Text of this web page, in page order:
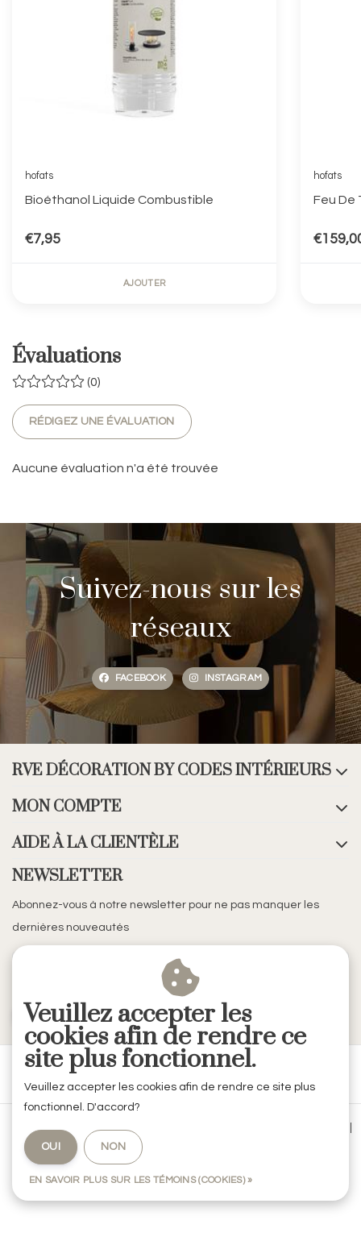
hofats
Bioéthanol Liquide Combustible
€7,95
AJOUTER
hofats
Feu De
Évaluations
(0)
RÉDIGEZ UNE ÉVALUATION
Aucune évaluation n'a été trouvée
Suivez-nous sur les
réseaux
FACEBOOK INSTAGRAM
RVE DÉCORATION BY CODES INTÉRIEURS
MON COMPTE
AIDE À LA CLIENTÈLE
NEWSLETTER
Abonnez-vous à notre newsletter pour ne pas manquer les
dernières nouveautés
S'ABONNER
Conditions générales de vente
Politique de confidentialité
© Copyright 2026 - RVE Décoration by Codes Intérieurs | Realisatie
Veuillez accepter les
cookies afin de rendre ce
site plus fonctionnel.
Veuillez accepter les cookies afin de rendre ce site plus
fonctionnel. D'accord?
OUI NON
EN SAVOIR PLUS SUR LES TÉMOINS (COOKIES) »